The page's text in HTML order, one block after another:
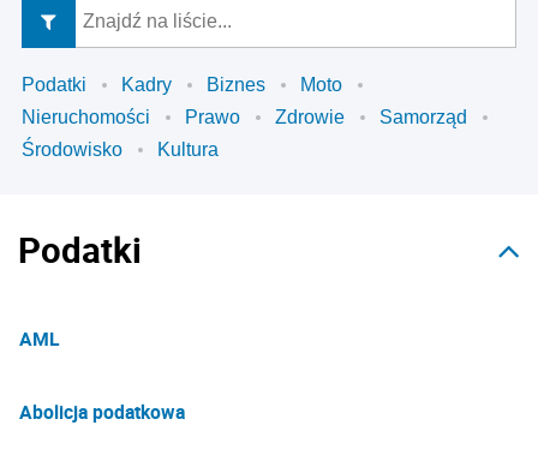
Podatki Kadry Biznes
Moto
Nieruchomości
Prawo Zdrowie
Samorząd
Środowisko
Kultura
Podatki
AML
Abolicja podatkowa